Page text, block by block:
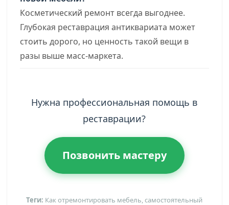
Косметический ремонт всегда выгоднее.
Глубокая реставрация антиквариата может
стоить дорого, но ценность такой вещи в
разы выше масс-маркета.
Нужна профессиональная помощь в
реставрации?
Позвонить мастеру
Теги: Как отремонтировать мебель, самостоятельный